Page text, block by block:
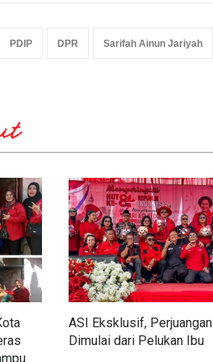
PDIP DPR Sarifah Ainun Jariyah
ASI Eksklusif, Perjuangan
Dimulai dari Pelukan Ibu